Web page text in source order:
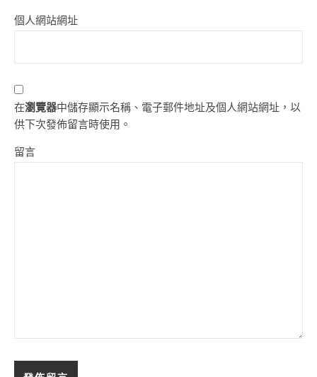
個人網站網址
在瀏覽器中儲存顯示名稱、電子郵件地址及個人網站網址，以
供下次發佈留言時使用。
留言